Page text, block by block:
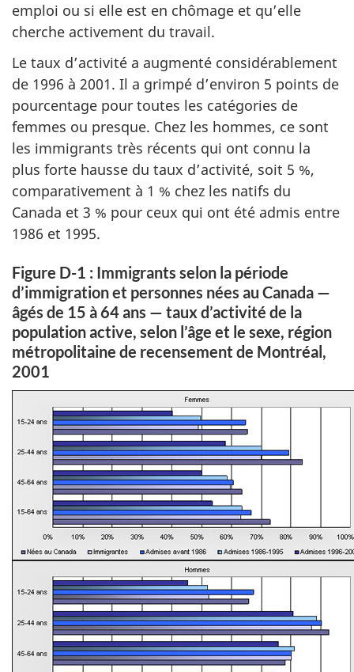
emploi ou si elle est en chômage et qu’elle
cherche activement du travail.
Le taux d’activité a augmenté considérablement
de 1996 à 2001. Il a grimpé d’environ 5 points de
pourcentage pour toutes les catégories de
femmes ou presque. Chez les hommes, ce sont
les immigrants très récents qui ont connu la
plus forte hausse du taux d’activité, soit 5 %,
comparativement à 1 % chez les natifs du
Canada et 3 % pour ceux qui ont été admis entre
1986 et 1995.
Figure D-1 : Immigrants selon la période
d’immigration et personnes nées au Canada —
âgés de 15 à 64 ans — taux d’activité de la
population active, selon l’âge et le sexe, région
métropolitaine de recensement de Montréal,
2001